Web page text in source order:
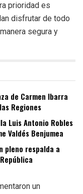
prioridad es
disfrutar de todo
segura y
de Carmen Ibarra
Regiones
Luis Antonio Robles
Valdés Benjumea
pleno respalda a
un